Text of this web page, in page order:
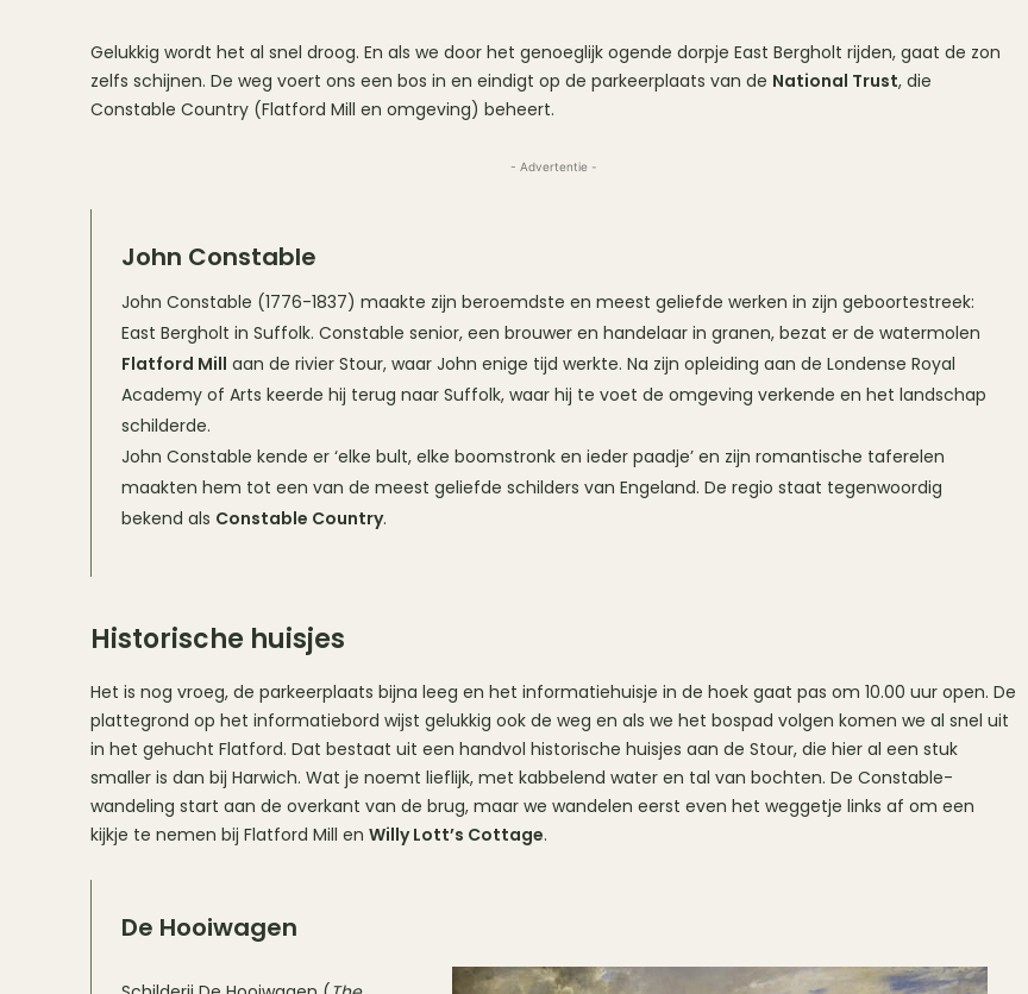
Gelukkig wordt het al snel droog. En als we door het genoeglijk ogende dorpje East Bergholt rijden, gaat de zon
zelfs schijnen. De weg voert ons een bos in en eindigt op de parkeerplaats van de National Trust, die
Constable Country (Flatford Mill en omgeving) beheert.
- Advertentie -
John Constable
John Constable (1776-1837) maakte zijn beroemdste en meest geliefde werken in zijn geboortestreek:
East Bergholt in Suffolk. Constable senior, een brouwer en handelaar in granen, bezat er de watermolen
Flatford Mill aan de rivier Stour, waar John enige tijd werkte. Na zijn opleiding aan de Londense Royal
Academy of Arts keerde hij terug naar Suffolk, waar hij te voet de omgeving verkende en het landschap
schilderde.
John Constable kende er ‘elke bult, elke boomstronk en ieder paadje’ en zijn romantische taferelen
maakten hem tot een van de meest geliefde schilders van Engeland. De regio staat tegenwoordig
bekend als Constable Country.
Historische huisjes
Het is nog vroeg, de parkeerplaats bijna leeg en het informatiehuisje in de hoek gaat pas om 10.00 uur open. De
plattegrond op het informatiebord wijst gelukkig ook de weg en als we het bospad volgen komen we al snel uit
in het gehucht Flatford. Dat bestaat uit een handvol historische huisjes aan de Stour, die hier al een stuk
smaller is dan bij Harwich. Wat je noemt lieflijk, met kabbelend water en tal van bochten. De Constable-
wandeling start aan de overkant van de brug, maar we wandelen eerst even het weggetje links af om een
kijkje te nemen bij Flatford Mill en Willy Lott’s Cottage.
De Hooiwagen